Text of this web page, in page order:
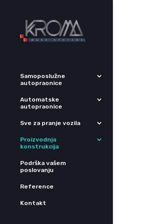
Samoposlužne
autopraonice
Automatske
autopraonice
Sve za pranje vozila
Proizvodnja
konstrukcija
Podrška vašem
poslovanju
Reference
Kontakt